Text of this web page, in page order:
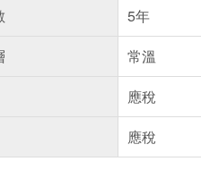
5年
常溫
應稅
應稅